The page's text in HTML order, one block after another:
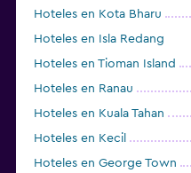
Hoteles en Kota Bharu
Hoteles en Isla Redang
Hoteles en Tioman Island
Hoteles en Ranau
Hoteles en Kuala Tahan
Hoteles en Kecil
Hoteles en George Town